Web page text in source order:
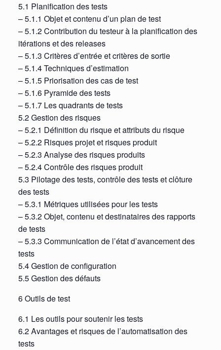
5.1 Planification des tests
– 5.1.1 Objet et contenu d’un plan de test
– 5.1.2 Contribution du testeur à la planification des
itérations et des releases
– 5.1.3 Critères d’entrée et critères de sortie
– 5.1.4 Techniques d’estimation
– 5.1.5 Priorisation des cas de test
– 5.1.6 Pyramide des tests
– 5.1.7 Les quadrants de tests
5.2 Gestion des risques
– 5.2.1 Définition du risque et attributs du risque
– 5.2.2 Risques projet et risques produit
– 5.2.3 Analyse des risques produits
– 5.2.4 Contrôle des risques produit
5.3 Pilotage des tests, contrôle des tests et clôture
des tests
– 5.3.1 Métriques utilisées pour les tests
– 5.3.2 Objet, contenu et destinataires des rapports
de tests
– 5.3.3 Communication de l’état d’avancement des
tests
5.4 Gestion de configuration
5.5 Gestion des défauts
6 Outils de test
6.1 Les outils pour soutenir les tests
6.2 Avantages et risques de l’automatisation des
tests